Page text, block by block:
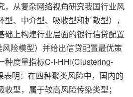
，从复杂网络视角研究我国行业风
、中介型、吸收型和扩散型），
础上构建行业层面的银行信贷配置
险模型）并给出信贷配置最优策
种度量指标C-I-HHI(Clustering-
表明：在四种聚类风险中，国内的
型，属于较高风险传染类型；